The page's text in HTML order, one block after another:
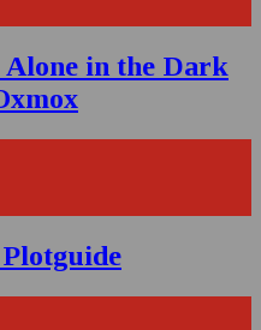
in the Dark